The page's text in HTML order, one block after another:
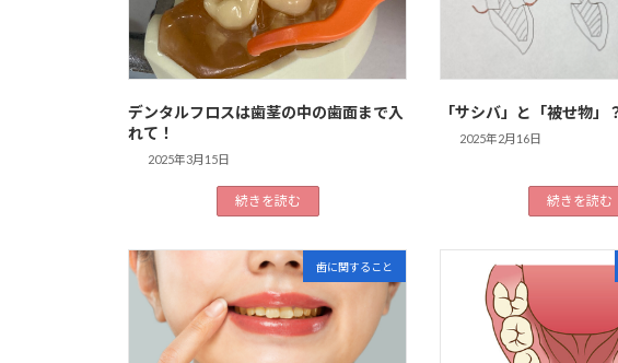
デンタルフロスは歯茎の中の歯面まで入
れて！
2025年3月15日
続きを読む
「サシバ」と「被せ物」
2025年2月16日
続きを読む
歯に関すること